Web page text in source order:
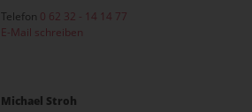
Telefon 0 62 32 - 14 14 77
E-Mail schreiben
Michael Stroh